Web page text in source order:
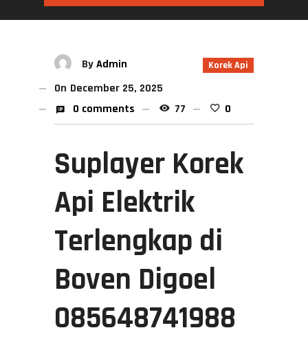
Korek Api
ByAdmin
On December 25, 2025
0 comments
77 0
Suplayer Korek
Api Elektrik
Terlengkap di
Boven Digoel
085648741988